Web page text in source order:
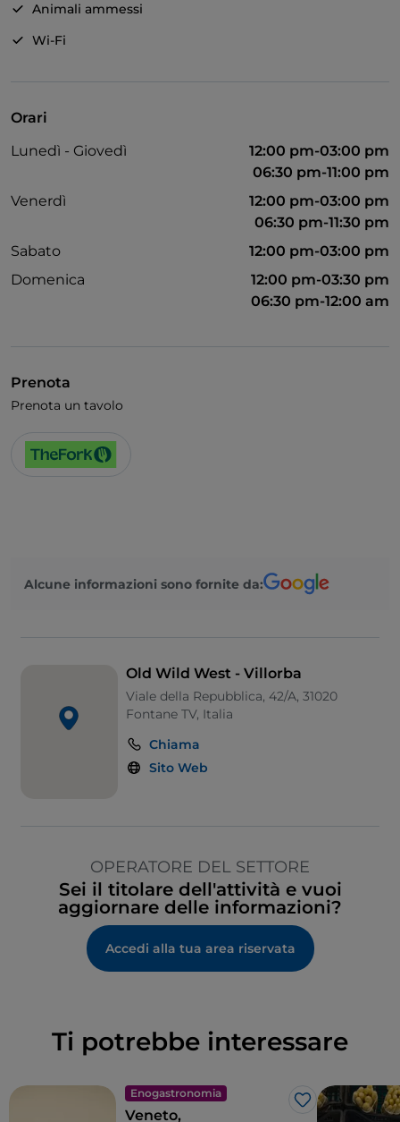
Animali ammessi
Wi-Fi
Orari
Lunedì - Giovedì
12:00 pm-03:00 pm
06:30 pm-11:00 pm
Venerdì
12:00 pm-03:00 pm
06:30 pm-11:30 pm
Sabato
12:00 pm-03:00 pm
Domenica
12:00 pm-03:30 pm
06:30 pm-12:00 am
Prenota
Prenota un tavolo
Alcune informazioni sono fornite da:
Old Wild West - Villorba
Viale della Repubblica, 42/A, 31020
Fontane TV, Italia
Chiama
Sito Web
OPERATORE DEL SETTORE
Sei il titolare dell'attività e vuoi
aggiornare delle informazioni?
Accedi alla tua area riservata
Ti potrebbe interessare
Enogastronomia
Like
Veneto,